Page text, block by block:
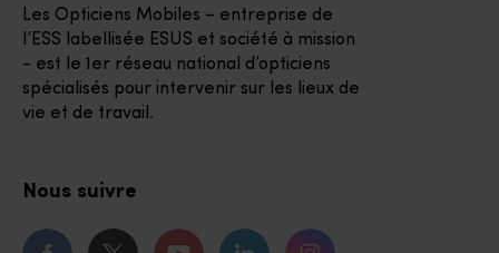
Les Opticiens Mobiles – entreprise de
l’ESS labellisée ESUS et société à mission
- est le 1er réseau national d’opticiens
spécialisés pour intervenir sur les lieux de
vie et de travail.
Nous suivre